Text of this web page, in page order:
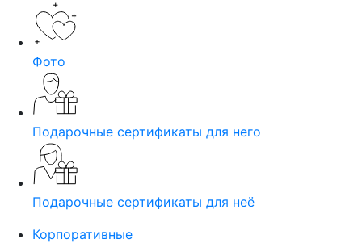
Фото
Подарочные сертификаты для него
Подарочные сертификаты для неё
Корпоративные